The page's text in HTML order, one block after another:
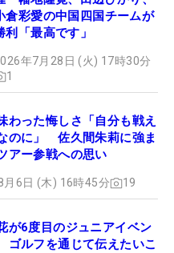
倉彩愛の中国四国チームが
利「最高です」
年7月28日 (火) 17時30分
1
わった悔しさ「自分も戦え
のに」 佐久間朱莉に強ま
アー参戦への思い
月6日 (木) 16時45分 19
が6度目のジュニアイベン
ゴルフを通じて伝えたいこ